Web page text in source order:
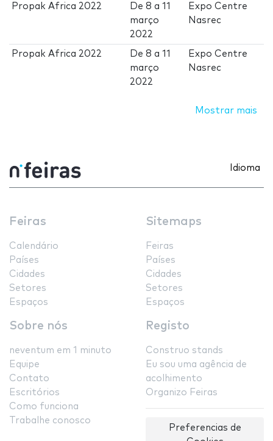
Propak Africa 2022 De8 a11
março
2022
Expo Centre
Nasrec
Propak Africa 2022 De8 a11
março
2022
Expo Centre
Nasrec
Mostrar mais
Idioma
Feiras
Calendário
Países
Cidades
Setores
Espaços
Sitemaps
Feiras
Países
Cidades
Setores
Espaços
Sobre nós
neventum em 1 minuto
Equipe
Contato
Escritórios
Como funciona
Trabalhe conosco
Registo
Construo stands
Eu sou uma agência de
acolhimento
Organizo Feiras
Preferencias de